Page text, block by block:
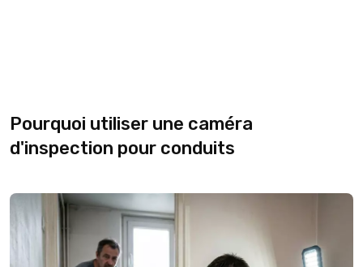
Pourquoi utiliser une caméra
d'inspection pour conduits